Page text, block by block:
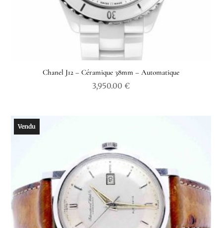
Chanel J12 – Céramique 38mm – Automatique
3,950.00 €
Vendu